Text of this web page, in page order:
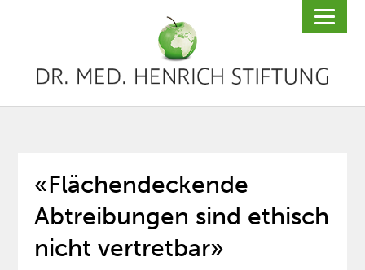
«Flächendeckende
Abtreibungen sind ethisch
nicht vertretbar»